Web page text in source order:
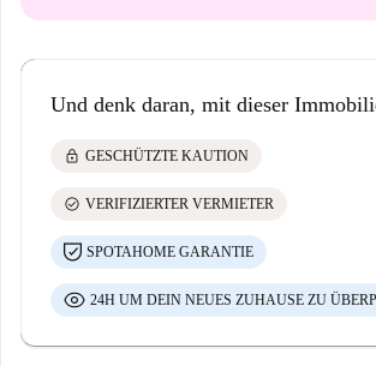
Und denk daran, mit dieser
lock GESCHÜTZTE KAUTION
check_circle VERIFIZIERTER VERMIETER
SPOTAHOME GARANTIE
24H UM DEIN NEUES ZUHAUSE ZU